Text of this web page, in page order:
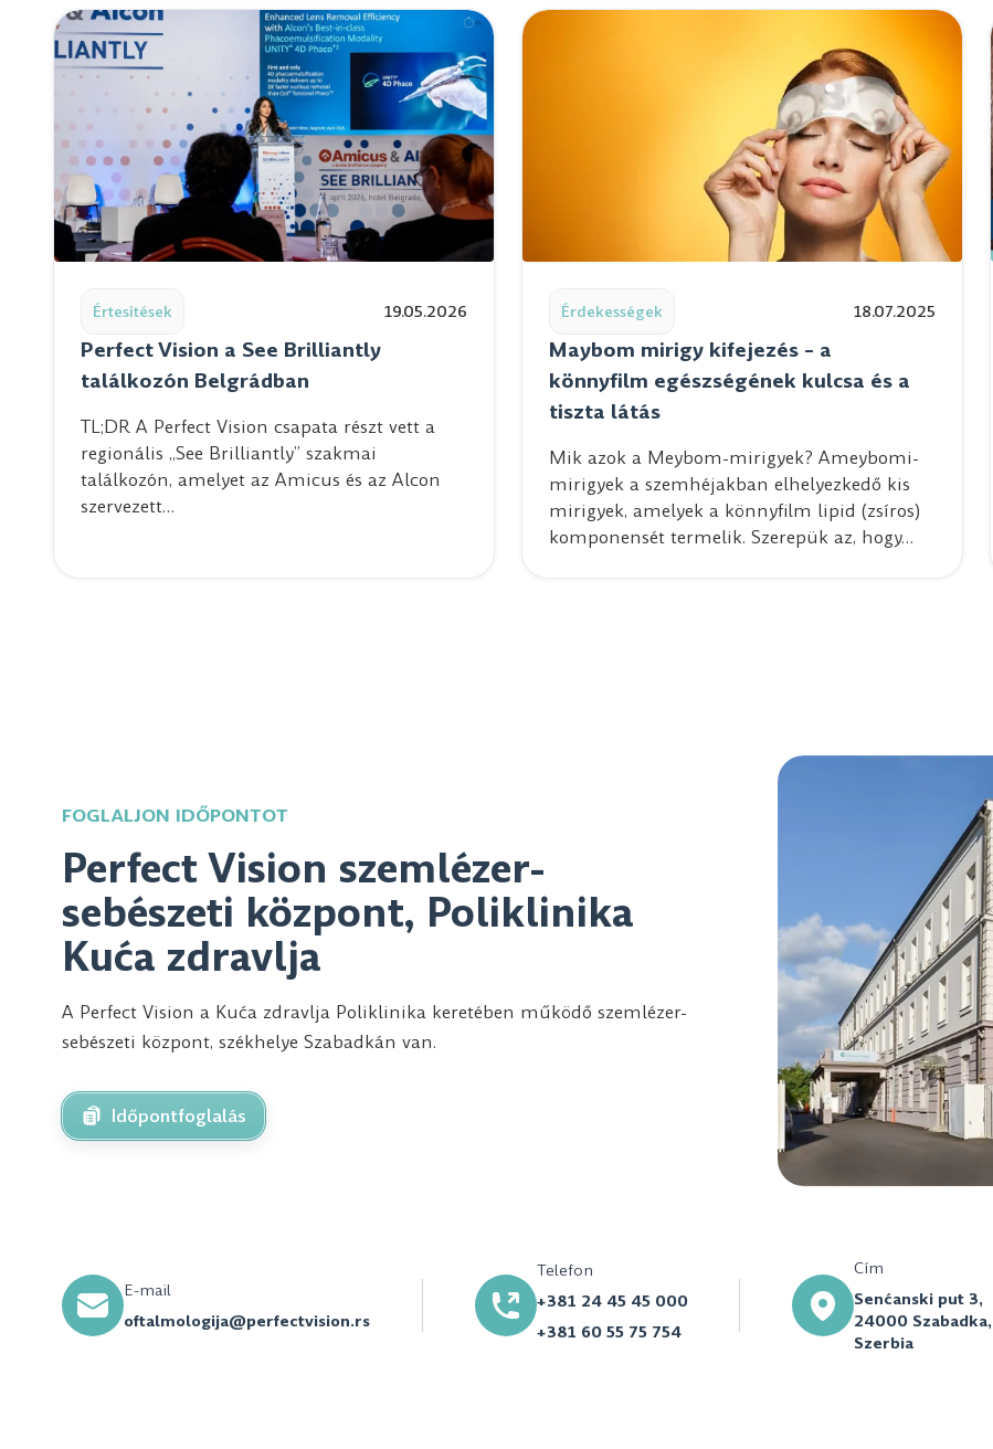
Értesítések 19.05.2026
Perfect Vision a See Brilliantly
találkozón Belgrádban
TL;DR A Perfect Vision csapata részt vett a
regionális „See Brilliantly” szakmai
találkozón, amelyet az Amicus és az Alcon
szervezett…
Érdekességek 18.07.2025
Maybom mirigy kifejezés – a
könnyfilm egészségének kulcsa és a
tiszta látás
Mik azok a Meybom-mirigyek? Ameybomi-
mirigyek a szemhéjakban elhelyezkedő kis
mirigyek, amelyek a könnyfilm lipid (zsíros)
komponensét termelik. Szerepük az, hogy…
FOGLALJON IDŐPONTOT
Perfect Vision szemlézer-
sebészeti központ, Poliklinika
Kuća zdravlja
A Perfect Vision a Kuća zdravlja Poliklinika keretében működő szemlézer-
sebészeti központ, székhelye Szabadkán van.
Időpontfoglalás
E-mail
oftalmologija@perfectvision.rs
Telefon
+381 24 45 45 000
+381 60 55 75 754
Cím
Senćanski put 3,
24000 Szabadka,
Szerbia